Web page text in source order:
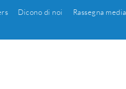
Dicono di noi Rassegna